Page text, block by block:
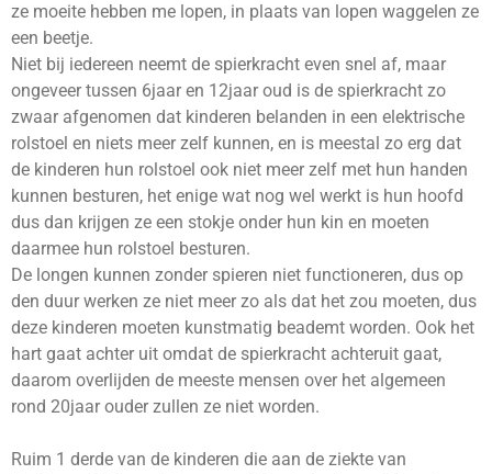
ze moeite hebben me lopen, in plaats van lopen waggelen ze
een beetje.
Niet bij iedereen neemt de spierkracht even snel af, maar
ongeveer tussen 6jaar en 12jaar oud is de spierkracht zo
zwaar afgenomen dat kinderen belanden in een elektrische
rolstoel en niets meer zelf kunnen, en is meestal zo erg dat
de kinderen hun rolstoel ook niet meer zelf met hun handen
kunnen besturen, het enige wat nog wel werkt is hun hoofd
dus dan krijgen ze een stokje onder hun kin en moeten
daarmee hun rolstoel besturen.
De longen kunnen zonder spieren niet functioneren, dus op
den duur werken ze niet meer zo als dat het zou moeten, dus
deze kinderen moeten kunstmatig beademt worden. Ook het
hart gaat achter uit omdat de spierkracht achteruit gaat,
daarom overlijden de meeste mensen over het algemeen
rond 20jaar ouder zullen ze niet worden.
Ruim 1 derde van de kinderen die aan de ziekte van